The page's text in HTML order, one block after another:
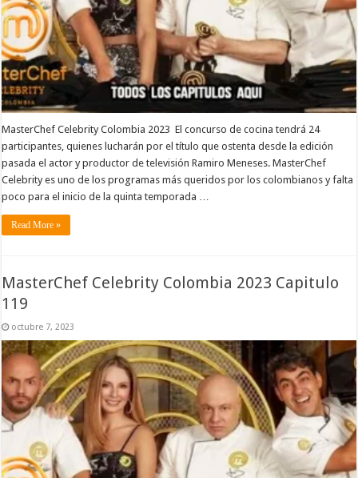
MasterChef Celebrity Colombia 2023 El concurso de cocina tendrá 24
participantes, quienes lucharán por el título que ostenta desde la edición
pasada el actor y productor de televisión Ramiro Meneses. MasterChef
Celebrity es uno de los programas más queridos por los colombianos y falta
poco para el inicio de la quinta temporada …
Read More »
MasterChef Celebrity Colombia 2023 Capitulo
119
octubre 7, 2023